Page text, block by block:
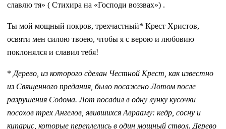
славлю тя» ( Стихира на «Господи воззвах») .
Ты мой мощный покров, трехчастный* Крест Христов,
освяти мен силою твоею, чтобы я с верою и любовию
поклонялся и славил тебя!
* Дерево, из которого сделан Честной Крест, как известно
из Священного предания, было посажено Лотом после
разрушения Содома. Лот посадил в одну лунку кусочки
посохов трех Ангелов, явившихся Аврааму: кедр, сосну и
кипарис, которые переплелись в один мощный ствол. Дерево